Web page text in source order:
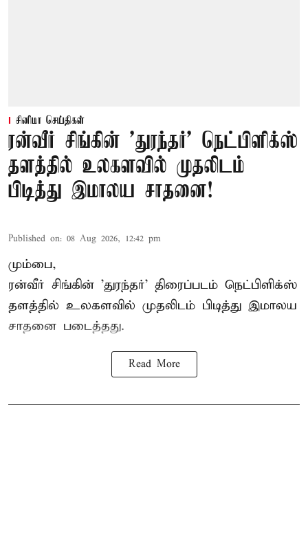
சினிமா செய்திகள்
ரன்வீர் சிங்கின் 'துரந்தர்' நெட்பிளிக்ஸ்
தளத்தில் உலகளவில் முதலிடம்
பிடித்து இமாலய சாதனை!
Published on: 08 Aug 2026, 12:42 pm
மும்பை,
ரன்வீர் சிங்கின் 'துரந்தர்' திரைப்படம் நெட்பிளிக்ஸ்
தளத்தில் உலகளவில் முதலிடம் பிடித்து இமாலய
சாதனை படைத்தது.
Read More